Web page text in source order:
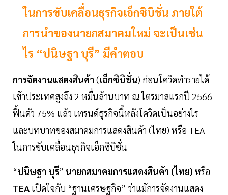
ในการขับเคลื่อนธุรกิจเอ็กซิบิชั่น ภายใต้
การนำของนายกสมาคมใหม่ จะเป็นเช่น
ไร “ปนิษฐา บุรี” มีคำตอบ
การจัดงานแสดงสินค้า (เอ็กซิบิชั่น) ก่อนโควิดทำรายได้
เข้าประเทศสูงถึง 2 หมื่นล้านบาท ณ ไตรมาสแรกปี 2566
ฟื้นตัว 75% แล้ว เทรนด์ธุรกิจนี้หลังโควิดเป็นอย่างไร
และบทบาทของสมาคมการแสดงสินค้า (ไทย) หรือ TEA
ในการขับเคลื่อนธุรกิจเอ็กซิบิชั่น
“ปนิษฐา บุรี” นายกสมาคมการแสดงสินค้า (ไทย) หรือ
TEA เปิดใจกับ “ฐานเศรษฐกิจ” ว่าแม้การจัดงานแสดง